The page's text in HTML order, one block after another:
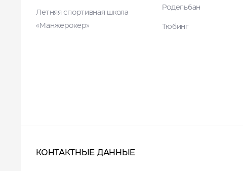
Летняя спортивная школа
«Манжерокер»
Родельбан
Тюбинг
КОНТАКТНЫЕ ДАННЫЕ